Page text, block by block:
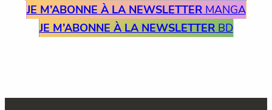
JE M’ABONNE À LA NEWSLETTERMANGA
JE M’ABONNE À LA NEWSLETTERBD